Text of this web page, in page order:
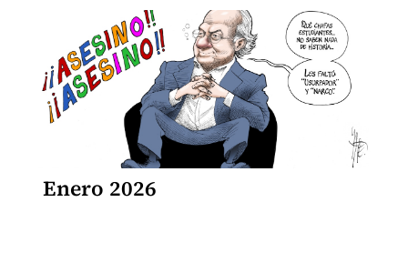
Enero 2026